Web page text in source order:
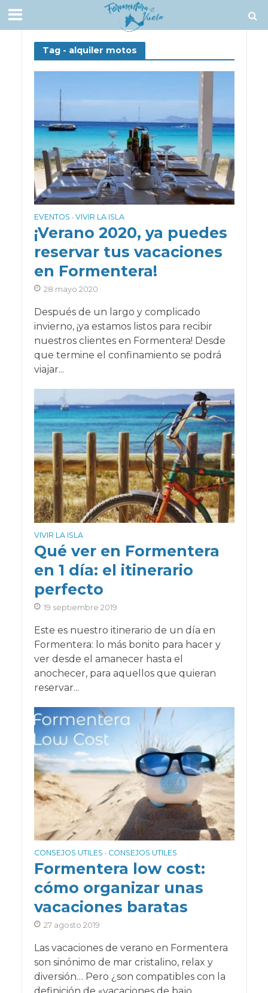
Tag - alquiler motos
EVENTOS • VIVIR LA ISLA
¡Verano 2020, ya puedes
reservar tus vacaciones
en Formentera!
28 mayo 2020
Después de un largo y complicado
invierno, ¡ya estamos listos para recibir
nuestros clientes en Formentera! Desde
que termine el confinamiento se podrá
viajar...
VIVIR LA ISLA
Qué ver en Formentera
en 1 día: el itinerario
perfecto
19 septiembre 2019
Este es nuestro itinerario de un día en
Formentera: lo más bonito para hacer y
ver desde el amanecer hasta el
anochecer, para aquellos que quieran
reservar...
CONSEJOS UTILES • CONSEJOS UTILES
Formentera low cost:
cómo organizar unas
vacaciones baratas
27 agosto 2019
Las vacaciones de verano en Formentera
son sinónimo de mar cristalino, relax y
diversión… Pero ¿son compatibles con la